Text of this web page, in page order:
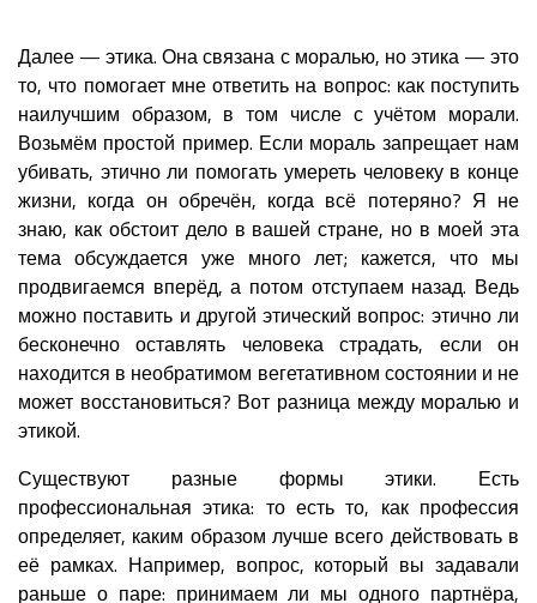
Далее — этика. Она связана с моралью, но этика — это
то, что помогает мне ответить на вопрос: как поступить
наилучшим образом, в том числе с учётом морали.
Возьмём простой пример. Если мораль запрещает нам
убивать, этично ли помогать умереть человеку в конце
жизни, когда он обречён, когда всё потеряно? Я не
знаю, как обстоит дело в вашей стране, но в моей эта
тема обсуждается уже много лет; кажется, что мы
продвигаемся вперёд, а потом отступаем назад. Ведь
можно поставить и другой этический вопрос: этично ли
бесконечно оставлять человека страдать, если он
находится в необратимом вегетативном состоянии и не
может восстановиться? Вот разница между моралью и
этикой.
Существуют разные формы этики. Есть
профессиональная этика: то есть то, как профессия
определяет, каким образом лучше всего действовать в
её рамках. Например, вопрос, который вы задавали
раньше о паре: принимаем ли мы одного партнёра,